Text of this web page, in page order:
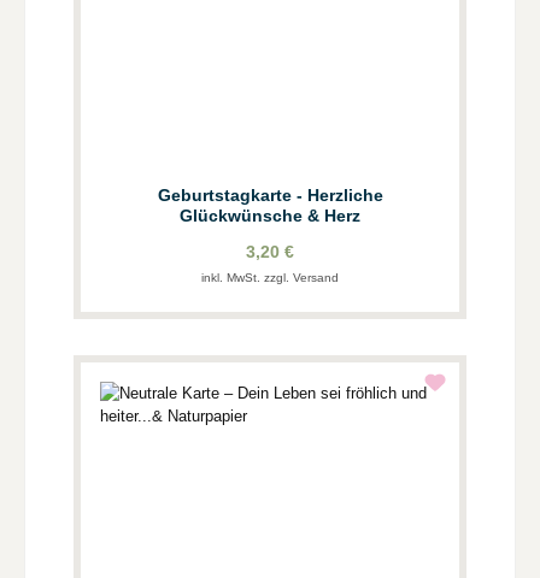
Geburtstagkarte - Herzliche
Glückwünsche & Herz
3,20 €
inkl. MwSt. zzgl. Versand